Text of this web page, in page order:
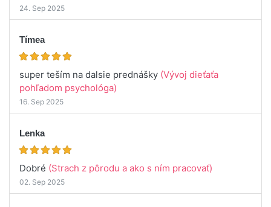
24. Sep 2025
Tímea
super teším na dalsie prednášky (Vývoj dieťaťa
pohľadom psychológa)
16. Sep 2025
Lenka
Dobré (Strach z pôrodu a ako s ním pracovať)
02. Sep 2025